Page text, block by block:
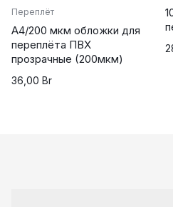
Переплёт
А4/200 мкм обложки для
переплёта ПВХ
прозрачные (200мкм)
36,00 Br